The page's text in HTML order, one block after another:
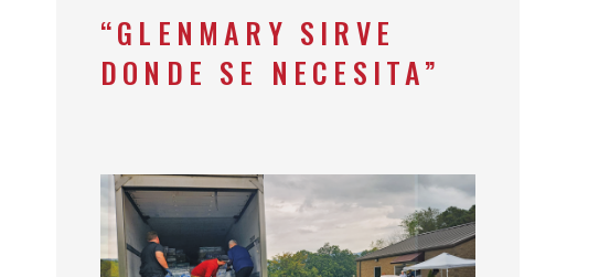
“GLENMARY SIRVE
DONDE SE NECESITA”